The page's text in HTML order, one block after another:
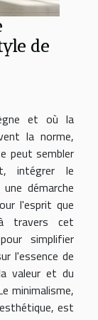
de
et où la
la norme,
peut sembler
intégrer le
démarche
l'esprit que
à travers cet
simplifier
l'essence de
valeur et du
minimalisme,
est